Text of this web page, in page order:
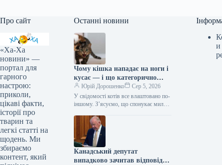
Про сайт
«Ха-Ха
новини» —
портал для
гарного
настрою:
приколи,
цікаві факти,
історії про
тварин та
легкі статті на
щодень. Ми
збираємо
контент, який
Останні новини
Чому кішка нападає на ноги і
кусає — і що категорично
заборонено робити у відповідь
Юрій Дорошенко
Сер 5, 2026
У свідомості котів все влаштовано по-
іншому. З’ясуємо, що спонукає милу
домашнього бешкетника, і як
повернути спокій…
Канадський депутат
випадково зачитав відповідь
и